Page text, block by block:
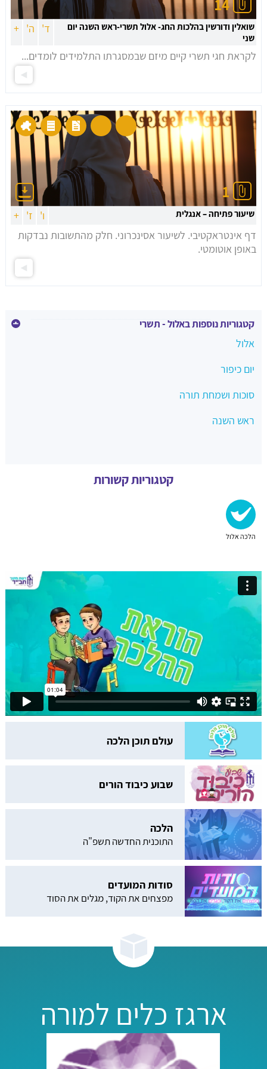
14
שואלין ודורשין בהלכות החג- אלול תשרי-ראש השנה יום
שני
ד' ה' +
לקראת חגי תשרי קיים מיזם שבמסגרתו התלמידים לומדים...
1
שיעור פתיחה – אנגלית ו' ז' +
דף אינטראקטיבי. לשיעור אסינכרוני. חלק מהתשובות נבדקות
באופן אוטומטי.
קטגוריות נוספות באלול - תשרי
אלול
יום כיפור
סוכות ושמחת תורה
ראש השנה
קטגוריות קשורות
עולם תוכן הלכה
שבוע כיבוד הורים
הלכה
התוכנית החדשה תשפ"ה
סודות המועדים
מפצחים את הקוד, מגלים את הסוד
ארגז כלים למורה